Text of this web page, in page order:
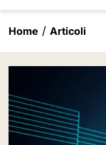
Home Articoli